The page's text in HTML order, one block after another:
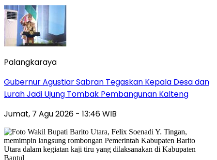
Palangkaraya
Gubernur Agustiar Sabran Tegaskan Kepala Desa dan
Lurah Jadi Ujung Tombak Pembangunan Kalteng
Jumat, 7 Agu 2026 - 13:46 WIB